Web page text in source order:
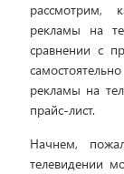
рассмотрим,
рекламы на
сравнении с
рекламы на
прайс-лист.
Начнем,
телевидении